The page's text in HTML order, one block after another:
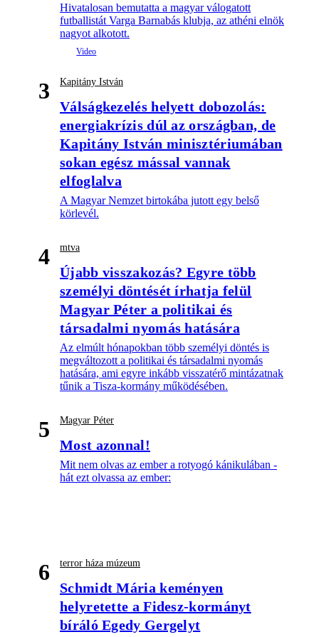
Hivatalosan bemutatta a magyar válogatott
futballistát Varga Barnabás klubja, az athéni elnök
nagyot alkotott.
3 Kapitány István
Válságkezelés helyett dobozolás:
energiakrízis dúl az országban, de
Kapitány István minisztériumában
sokan egész mással vannak
elfoglalva
A Magyar Nemzet birtokába jutott egy belső
körlevél.
4 mtva
Újabb visszakozás? Egyre több
személyi döntését írhatja felül
Magyar Péter a politikai és
társadalmi nyomás hatására
Az elmúlt hónapokban több személyi döntés is
megváltozott a politikai és társadalmi nyomás
hatására, ami egyre inkább visszatérő mintázatnak
tűnik a Tisza-kormány működésében.
5 Magyar Péter
Most azonnal!
Mit nem olvas az ember a rotyogó kánikulában -
hát ezt olvassa az ember:
6 terror háza múzeum
Schmidt Mária keményen
helyretette a Fidesz-kormányt
bíráló Egedy Gergelyt